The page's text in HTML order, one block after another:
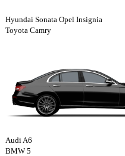
Hyundai Sonata Opel Insignia
Toyota Camry
Audi A6
BMW 5